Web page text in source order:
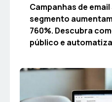
Campanhas de
segmento
760%. Descubra
público e